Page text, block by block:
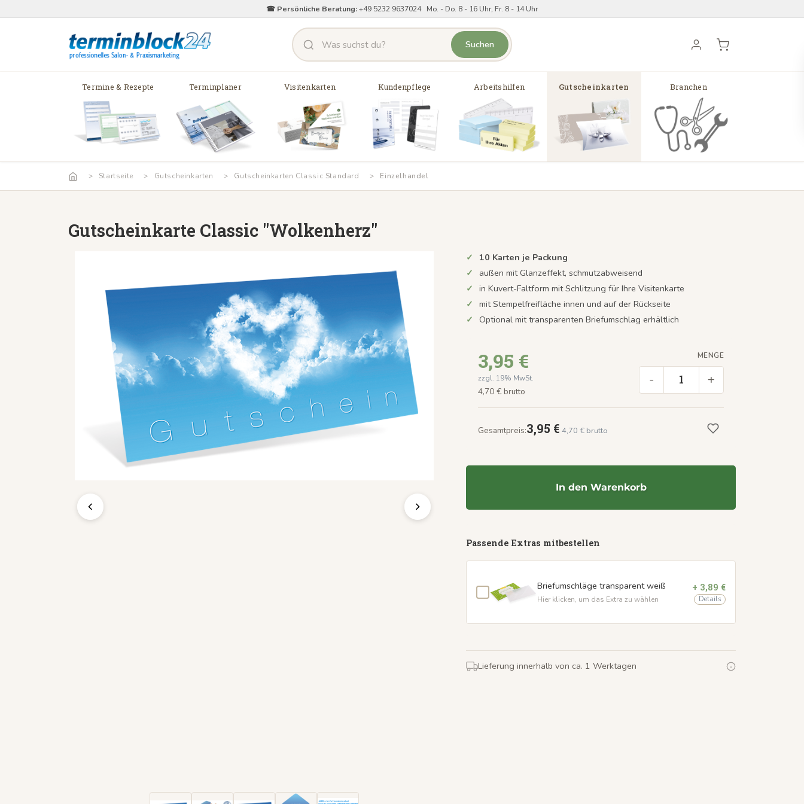
☎ Persönliche Beratung:+49 5232 9637024 Mo. - Do. 8 - 16 Uhr, Fr. 8 - 14 Uhr
Suchen
Termine & Rezepte Terminplaner Visitenkarten Kundenpflege Arbeitshilfen Gutscheinkarten Branchen
Startseite Gutscheinkarten Gutscheinkarten Classic Standard Einzelhandel
Gutscheinkarte Classic "Wolkenherz"
10 Karten je Packung
außen mit Glanzeffekt, schmutzabweisend
in Kuvert-Faltform mit Schlitzung für Ihre Visitenkarte
mit Stempelfreifläche innen und auf der Rückseite
Optional mit transparenten Briefumschlag erhältlich
3,95 €
zzgl. 19% MwSt.
4,70 € brutto
MENGE
- +
Gesamtpreis:3,95 € 4,70 € brutto
In den Warenkorb
Passende Extras mitbestellen
Briefumschläge transparent weiß
Hier klicken, um das Extra zu wählen
+ 3,89 €
Details
Lieferung innerhalb von ca. 1 Werktagen